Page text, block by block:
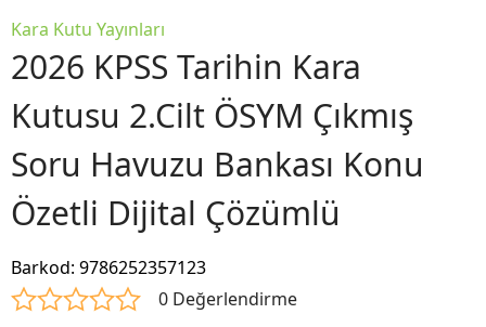
Kara Kutu Yayınları
2026 KPSS Tarihin Kara
Kutusu 2.Cilt ÖSYM Çıkmış
Soru Havuzu Bankası Konu
Özetli Dijital Çözümlü
Barkod: 9786252357123
0 Değerlendirme